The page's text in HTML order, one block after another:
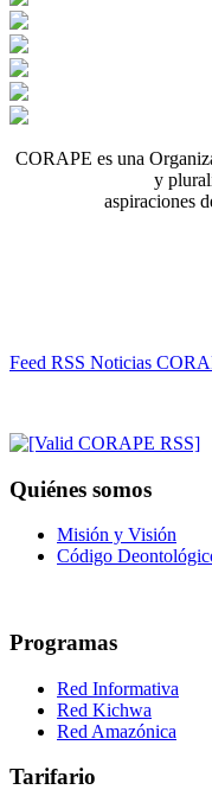
CORAPE es una
y
aspiraciones
Feed RSS Noticias
Quiénes somos
Misión y Visión
Código
Programas
Red Informativa
Red Kichwa
Red Amazónica
Tarifario